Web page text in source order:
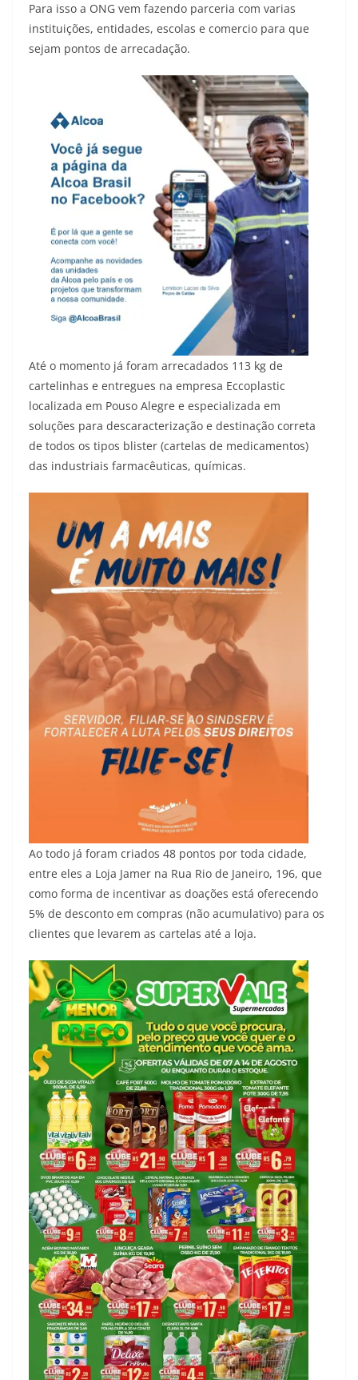
Para isso a ONG vem fazendo parceria com varias
instituições, entidades, escolas e comercio para que
sejam pontos de arrecadação.
Até o momento já foram arrecadados 113 kg de
cartelinhas e entregues na empresa Eccoplastic
localizada em Pouso Alegre e especializada em
soluções para descaracterização e destinação correta
de todos os tipos blister (cartelas de medicamentos)
das industriais farmacêuticas, químicas.
Ao todo já foram criados 48 pontos por toda cidade,
entre eles a Loja Jamer na Rua Rio de Janeiro, 196, que
como forma de incentivar as doações está oferecendo
5% de desconto em compras (não acumulativo) para os
clientes que levarem as cartelas até a loja.